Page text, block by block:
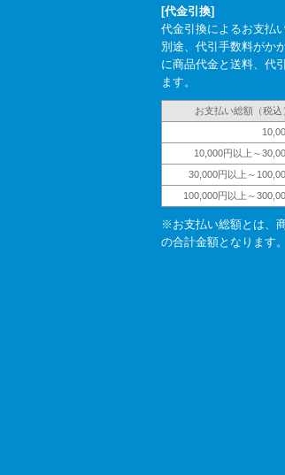
[代金引換]
代金引換によるお支払
別途、代引手数料がか
に商品代金と送料、代
ます。
お支払い総額（税込
10,000円以上～
30,000円以上～
100,000円以上～
※お支払い総額とは、
の合計金額となります。